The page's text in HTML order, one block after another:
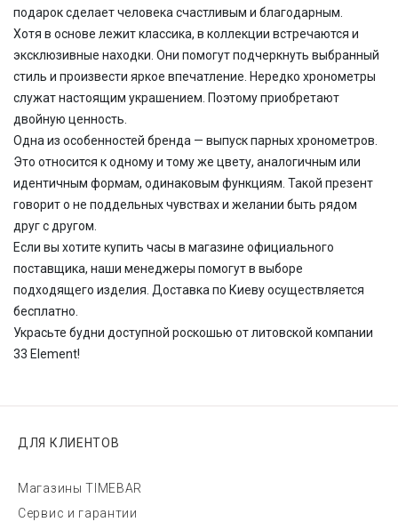
подарок сделает человека счастливым и благодарным.
Хотя в основе лежит классика, в коллекции встречаются и
эксклюзивные находки. Они помогут подчеркнуть выбранный
стиль и произвести яркое впечатление. Нередко хронометры
служат настоящим украшением. Поэтому приобретают
двойную ценность.
Одна из особенностей бренда — выпуск парных хронометров.
Это относится к одному и тому же цвету, аналогичным или
идентичным формам, одинаковым функциям. Такой презент
говорит о не поддельных чувствах и желании быть рядом
друг с другом.
Если вы хотите купить часы в магазине официального
поставщика, наши менеджеры помогут в выборе
подходящего изделия. Доставка по Киеву осуществляется
бесплатно.
Украсьте будни доступной роскошью от литовской компании
33 Element!
ДЛЯ КЛИЕНТОВ
Магазины TIMEBAR
Сервис и гарантии